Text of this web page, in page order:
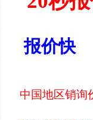
报价快
中国地区销询